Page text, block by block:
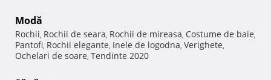
Modă
Rochii, Rochii de seara, Rochii de mireasa, Costume de baie,
Pantofi, Rochii elegante, Inele de logodna, Verighete,
Ochelari de soare, Tendinte 2020